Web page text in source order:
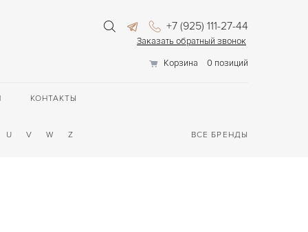
+7 (925) 111-27-44
Заказать обратный звонок
Корзина
0 позиций
КОНТАКТЫ
U V W Z ВСЕ БРЕНДЫ